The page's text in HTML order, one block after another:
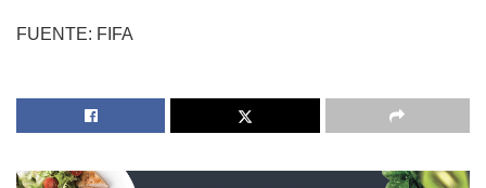
FUENTE: FIFA